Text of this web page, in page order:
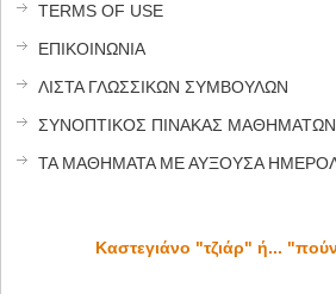
TERMS OF USE
ΕΠΙΚΟΙΝΩΝΙΑ
ΛΙΣΤΑ ΓΛΩΣΣΙΚΩΝ ΣΥΜΒΟΥΛΩΝ
ΣΥΝΟΠΤΙΚΟΣ ΠΙΝΑΚΑΣ ΜΑΘΗΜΑΤΩΝ
ΤΑ ΜΑΘΗΜΑΤΑ ΜΕ ΑΥΞΟΥΣΑ
Καστεγιάνο "τζιάρ" ή...